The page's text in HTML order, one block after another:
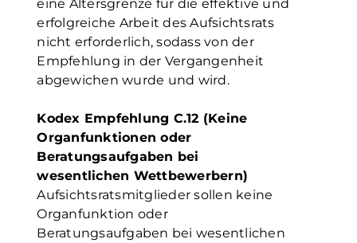
eine Altersgrenze für die effektive und
erfolgreiche Arbeit des Aufsichtsrats
nicht erforderlich, sodass von der
Empfehlung in der Vergangenheit
abgewichen wurde und wird.
Kodex Empfehlung C.12 (Keine
Organfunktionen oder
Beratungsaufgaben bei
wesentlichen Wettbewerbern)
Aufsichtsratsmitglieder sollen keine
Organfunktion oder
Beratungsaufgaben bei wesentlichen